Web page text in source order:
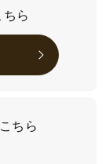
ちら
ちら